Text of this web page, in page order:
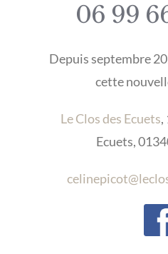
06 99
Depuis septembre
cette
Le Clos des Ecuets,
Ecuets,